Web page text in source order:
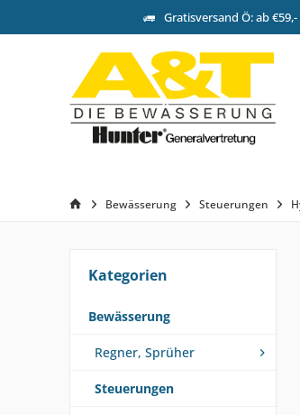
Gratisversand Ö: ab
Bewässerung Steuerungen
Kategorien
Bewässerung
Regner, Sprüher
Steuerungen